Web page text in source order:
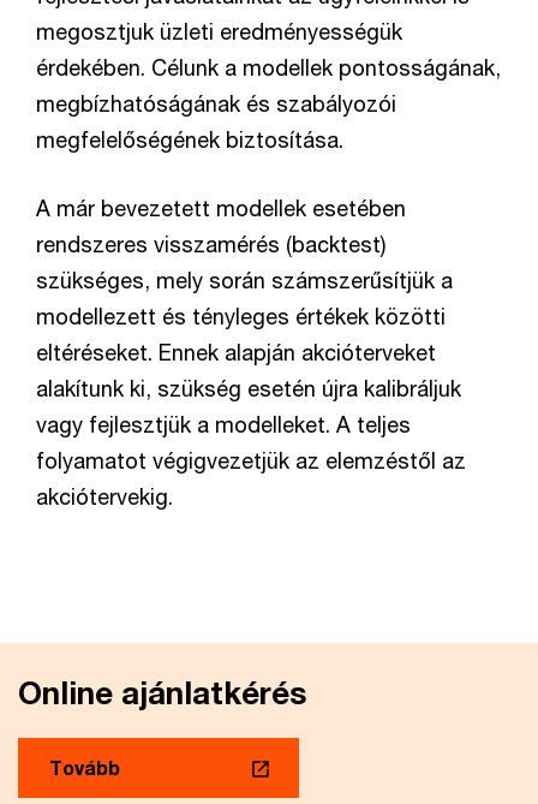
megosztjuk üzleti eredményességük
érdekében. Célunk a modellek pontosságának,
megbízhatóságának és szabályozói
megfelelőségének biztosítása.
A már bevezetett modellek esetében
rendszeres visszamérés (backtest)
szükséges, mely során számszerűsítjük a
modellezett és tényleges értékek közötti
eltéréseket. Ennek alapján akcióterveket
alakítunk ki, szükség esetén újra kalibráljuk
vagy fejlesztjük a modelleket. A teljes
folyamatot végigvezetjük az elemzéstől az
akciótervekig.
Online ajánlatkérés
Tovább